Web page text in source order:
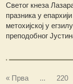
Светог кнеза
празника у
метохијској у
преподобног
« Прва ... 220